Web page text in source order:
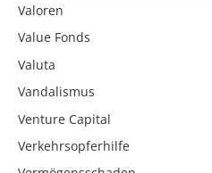
Valoren
Value Fonds
Valuta
Vandalismus
Venture Capital
Verkehrsopferhilfe